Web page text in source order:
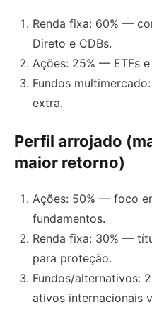
Renda fixa: 60% —
Direto e CDBs.
Ações: 25% — ETFs
Fundos
extra.
Perfil arrojado
maior retorno)
Ações: 50% — foco
fundamentos.
Renda fixa: 30% —
para proteção.
Fundos/alternativos:
ativos internacionais